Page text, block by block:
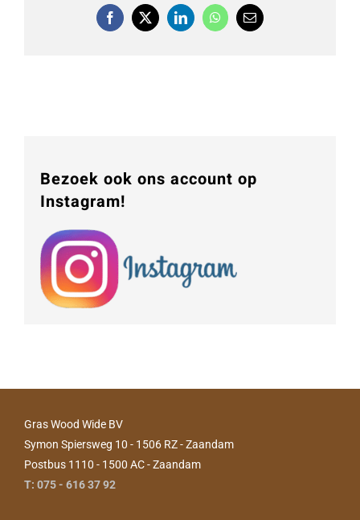
Facebook
X LinkedInWhatsApp
E-
Bezoek ook ons account op
Instagram!
Gras Wood Wide BV
Symon Spiersweg 10 - 1506 RZ - Zaandam
Postbus 1110 - 1500 AC - Zaandam
T: 075 - 616 37 92